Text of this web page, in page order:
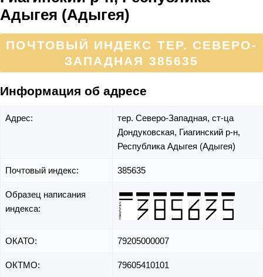
Адыгея (Адыгея)
ПОЧТОВЫЙ ИНДЕКС ТЕР. СЕВЕРО-
ЗАПАДНАЯ 385635
Информация об адресе
Адрес: тер. Северо-Западная, ст-ца
Дондуковская, Гиагинский р-н,
Республика Адыгея (Адыгея)
Почтовый индекс: 385635
Образец написания
индекса:
ОКАТО: 79205000007
ОКТМО: 79605410101